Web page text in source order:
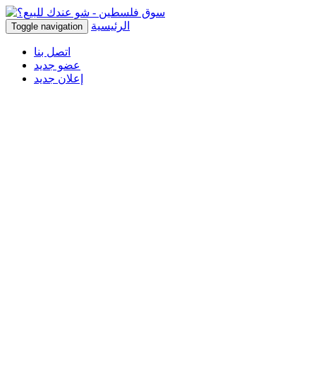
Toggle navigation الرئيسية
اتصل بنا
عضو جديد
إعلان جديد